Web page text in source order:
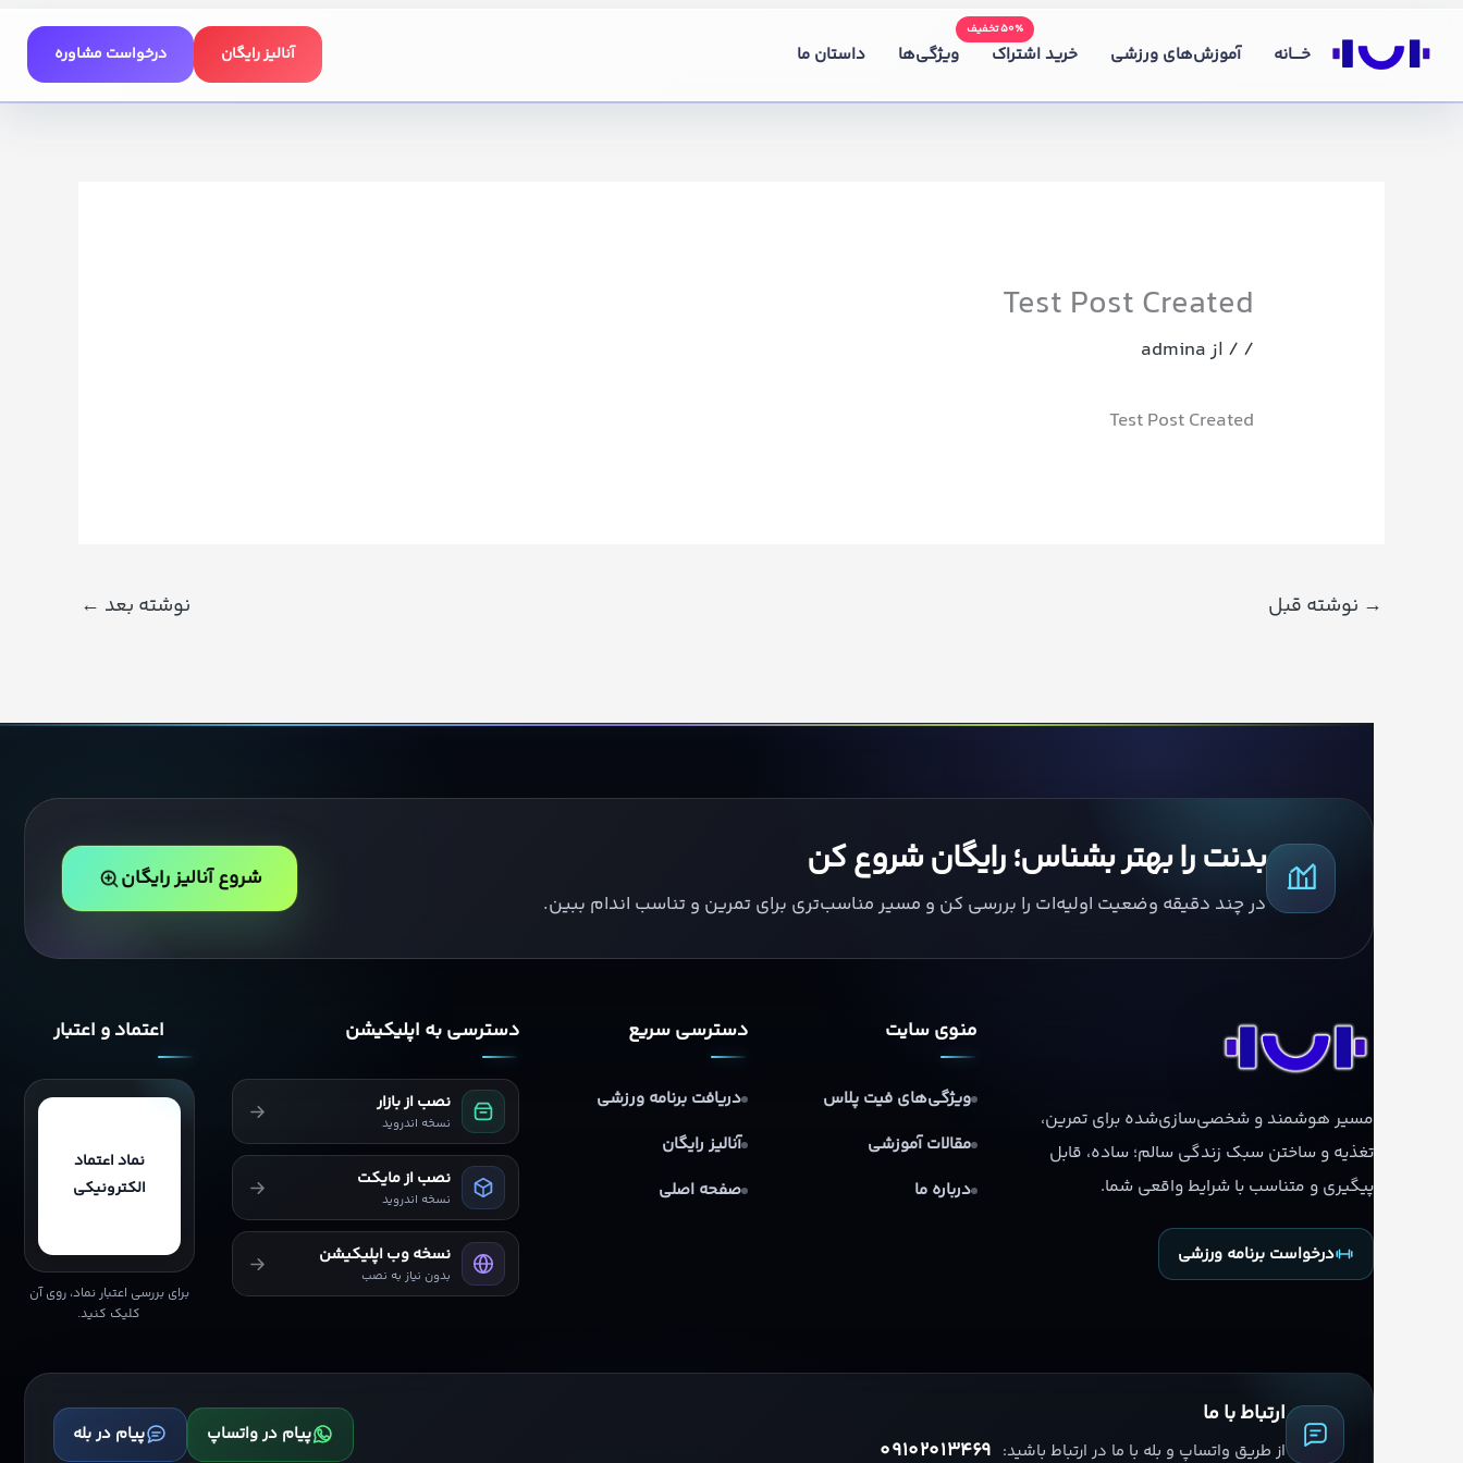
خــــانه آموزش‌های ورزشی خرید اشتراک
۵۰٪ تخفیف
ویژگی‌ها داستان ما آنالیز رایگان درخواست مشاوره
Test Post Created
/ / ازadmina
Test Post Created
→ نوشته قبل نوشته بعد ←
بدنت را بهتر بشناس؛ رایگان شروع کن
در چند دقیقه وضعیت اولیه‌ات را بررسی کن و مسیر مناسب‌تری برای تمرین و تناسب اندام ببین.
شروع آنالیز رایگان
مسیر هوشمند و شخصی‌سازی‌شده برای تمرین،
تغذیه و ساختن سبک زندگی سالم؛ ساده، قابل
پیگیری و متناسب با شرایط واقعی شما.
درخواست برنامه ورزشی
منوی سایت
ویژگی‌های فیت پلاس
مقالات آموزشی
درباره ما
دسترسی سریع
دریافت برنامه ورزشی
آنالیز رایگان
صفحه اصلی
دسترسی به اپلیکیشن
نصب از بازار
نسخه اندروید
نصب از مایکت
نسخه اندروید
نسخه وب اپلیکیشن
بدون نیاز به نصب
اعتماد و اعتبار
نماد اعتماد
الکترونیکی
برای بررسی اعتبار نماد، روی آن
کلیک کنید.
ارتباط با ما
از طریق واتساپ و بله با ما در ارتباط باشید: 09102013469
پیام در واتساپ پیام در بله